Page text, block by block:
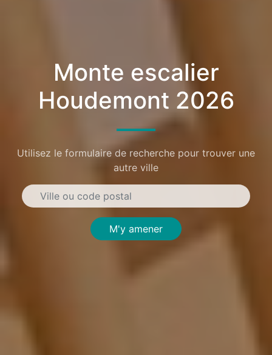
Monte escalier
Houdemont 2026
Utilisez le formulaire de recherche pour trouver une
autre ville
M'y amener